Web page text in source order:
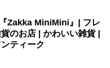
Zakka MiniMini』| フレ
のお店 | かわいい雑貨 |
ティーク